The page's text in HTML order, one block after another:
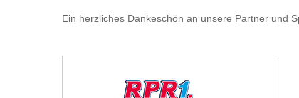
Ein herzliches Dankeschön an unsere Partner und